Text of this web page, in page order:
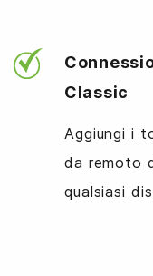
Classic
Aggiungi i
da remoto
qualsiasi